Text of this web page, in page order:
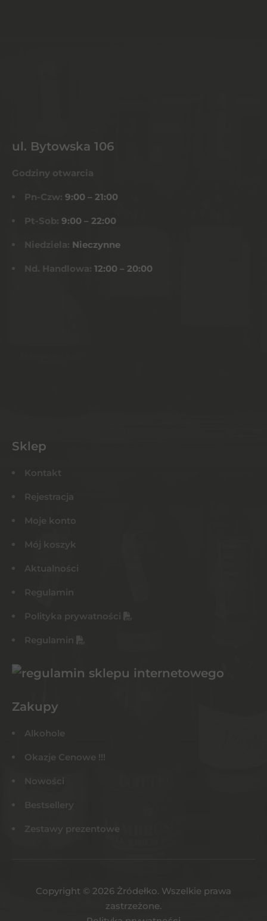
ul. Bytowska 106
Godziny otwarcia
Pn-Czw: 9:00 – 21:00
Pt-Sob: 9:00 – 22:00
Niedziela: Nieczynne
Nd. Handlowa: 12:00 – 20:00
Sklep
Kontakt
Rejestracja
Moje konto
Mój koszyk
Aktualności
Regulamin
Polityka prywatności
Regulamin
Zakupy
Alkohole
Okazje Cenowe !!!
Nowości
Bestsellery
Zestawy prezentowe
Copyright © 2026 Żródełko. Wszelkie prawa
zastrzeżone.